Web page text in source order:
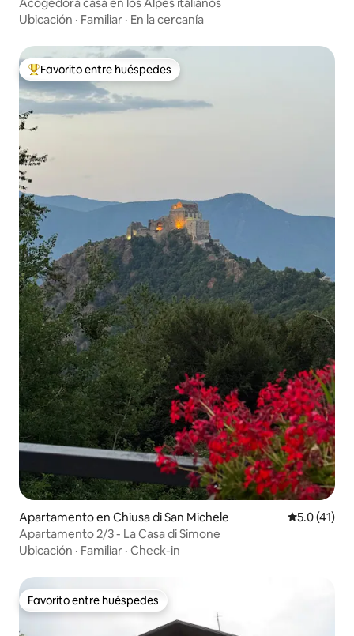
Ubicación · Familiar · En la cercanía
Favorito entre huéspedes preferido
Favorito entre huéspedes
Apartamento en Chiusa di San Michele Calificación
5.0 (41)
Apartamento 2/3 - La Casa di Simone
Ubicación · Familiar · Check-in
Favorito entre huéspedes
Favorito entre huéspedes